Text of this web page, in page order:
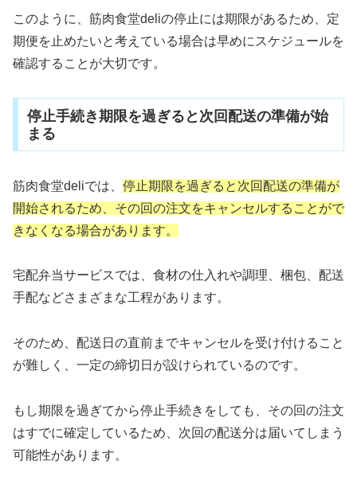
このように、筋肉食堂deliの停止には期限があるため、定
期便を止めたいと考えている場合は早めにスケジュールを
確認することが大切です。
停止手続き期限を過ぎると次回配送の準備が始
まる
筋肉食堂deliでは、 停止期限を過ぎると次回配送の準備が
開始されるため、その回の注文をキャンセルすることがで
きなくなる場合があります。
宅配弁当サービスでは、食材の仕入れや調理、梱包、配送
手配などさまざまな工程があります。
そのため、配送日の直前までキャンセルを受け付けること
が難しく、一定の締切日が設けられているのです。
もし期限を過ぎてから停止手続きをしても、その回の注文
はすでに確定しているため、次回の配送分は届いてしまう
可能性があります。